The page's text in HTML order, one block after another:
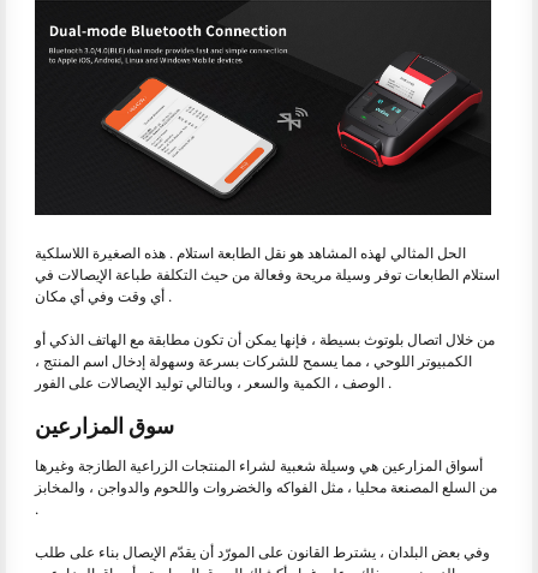
الحل المثالي لهذه المشاهد هو نقل الطابعة استلام . هذه الصغيرة اللاسلكية
استلام الطابعات توفر وسيلة مريحة وفعالة من حيث التكلفة طباعة الإيصالات في
أي وقت وفي أي مكان .
من خلال اتصال بلوتوث بسيطة ، فإنها يمكن أن تكون مطابقة مع الهاتف الذكي أو
الكمبيوتر اللوحي ، مما يسمح للشركات بسرعة وسهولة إدخال اسم المنتج ،
الوصف ، الكمية والسعر ، وبالتالي توليد الإيصالات على الفور .
سوق المزارعين
أسواق المزارعين هي وسيلة شعبية لشراء المنتجات الزراعية الطازجة وغيرها
من السلع المصنعة محليا ، مثل الفواكه والخضروات واللحوم والدواجن ، والمخابز
.
وفي بعض البلدان ، يشترط القانون على المورّد أن يقدّم الإيصال بناء على طلب